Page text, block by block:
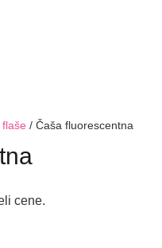
/ Čaša fluorescentna
cene.